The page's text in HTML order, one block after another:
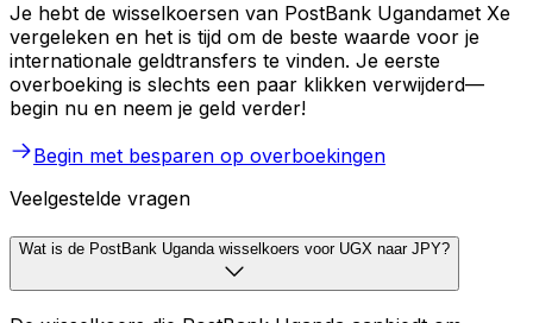
Je hebt de wisselkoersen van PostBank Ugandamet Xe
vergeleken en het is tijd om de beste waarde voor je
internationale geldtransfers te vinden. Je eerste
overboeking is slechts een paar klikken verwijderd—
begin nu en neem je geld verder!
Begin met besparen op overboekingen
Veelgestelde vragen
Wat is de PostBank Uganda wisselkoers voor UGX naar JPY?